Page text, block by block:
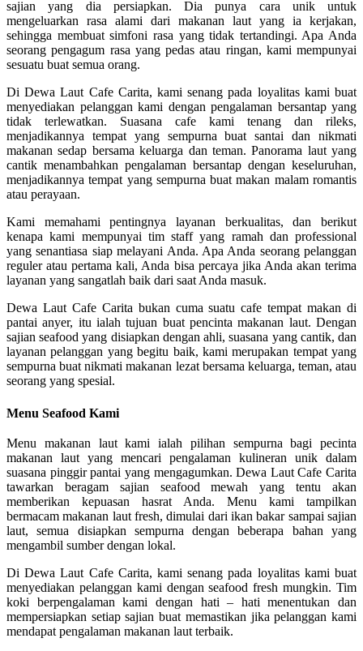
sajian yang dia persiapkan. Dia punya cara unik untuk
mengeluarkan rasa alami dari makanan laut yang ia kerjakan,
sehingga membuat simfoni rasa yang tidak tertandingi. Apa Anda
seorang pengagum rasa yang pedas atau ringan, kami mempunyai
sesuatu buat semua orang.
Di Dewa Laut Cafe Carita, kami senang pada loyalitas kami buat
menyediakan pelanggan kami dengan pengalaman bersantap yang
tidak terlewatkan. Suasana cafe kami tenang dan rileks,
menjadikannya tempat yang sempurna buat santai dan nikmati
makanan sedap bersama keluarga dan teman. Panorama laut yang
cantik menambahkan pengalaman bersantap dengan keseluruhan,
menjadikannya tempat yang sempurna buat makan malam romantis
atau perayaan.
Kami memahami pentingnya layanan berkualitas, dan berikut
kenapa kami mempunyai tim staff yang ramah dan professional
yang senantiasa siap melayani Anda. Apa Anda seorang pelanggan
reguler atau pertama kali, Anda bisa percaya jika Anda akan terima
layanan yang sangatlah baik dari saat Anda masuk.
Dewa Laut Cafe Carita bukan cuma suatu cafe tempat makan di
pantai anyer, itu ialah tujuan buat pencinta makanan laut. Dengan
sajian seafood yang disiapkan dengan ahli, suasana yang cantik, dan
layanan pelanggan yang begitu baik, kami merupakan tempat yang
sempurna buat nikmati makanan lezat bersama keluarga, teman, atau
seorang yang spesial.
Menu Seafood Kami
Menu makanan laut kami ialah pilihan sempurna bagi pecinta
makanan laut yang mencari pengalaman kulineran unik dalam
suasana pinggir pantai yang mengagumkan. Dewa Laut Cafe Carita
tawarkan beragam sajian seafood mewah yang tentu akan
memberikan kepuasan hasrat Anda. Menu kami tampilkan
bermacam makanan laut fresh, dimulai dari ikan bakar sampai sajian
laut, semua disiapkan sempurna dengan beberapa bahan yang
mengambil sumber dengan lokal.
Di Dewa Laut Cafe Carita, kami senang pada loyalitas kami buat
menyediakan pelanggan kami dengan seafood fresh mungkin. Tim
koki berpengalaman kami dengan hati – hati menentukan dan
mempersiapkan setiap sajian buat memastikan jika pelanggan kami
mendapat pengalaman makanan laut terbaik.